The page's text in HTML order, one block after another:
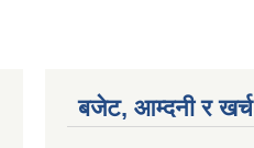
बजेट, आम्दनी र खर्च